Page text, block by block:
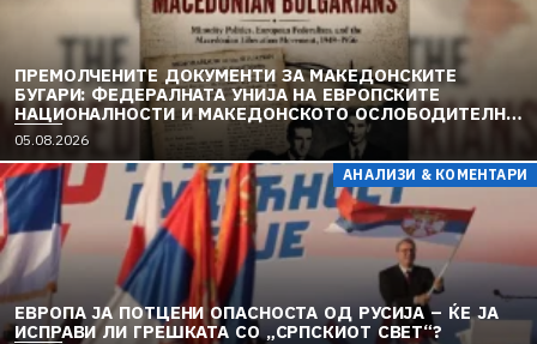
ПРЕМОЛЧЕНИТЕ ДОКУМЕНТИ ЗА МАКЕДОНСКИТЕ
БУГАРИ: ФЕДЕРАЛНАТА УНИЈА НА ЕВРОПСКИТЕ
НАЦИОНАЛНОСТИ И МАКЕДОНСКОТО ОСЛОБОДИТЕЛНО
ДВИЖЕЊЕ (1949–1956) (2)
05.08.2026
АНАЛИЗИ & КОМЕНТАРИ
ЕВРОПА ЈА ПОТЦЕНИ ОПАСНОСТА ОД РУСИЈА – ЌЕ ЈА
ИСПРАВИ ЛИ ГРЕШКАТА СО „СРПСКИОТ СВЕТ“?